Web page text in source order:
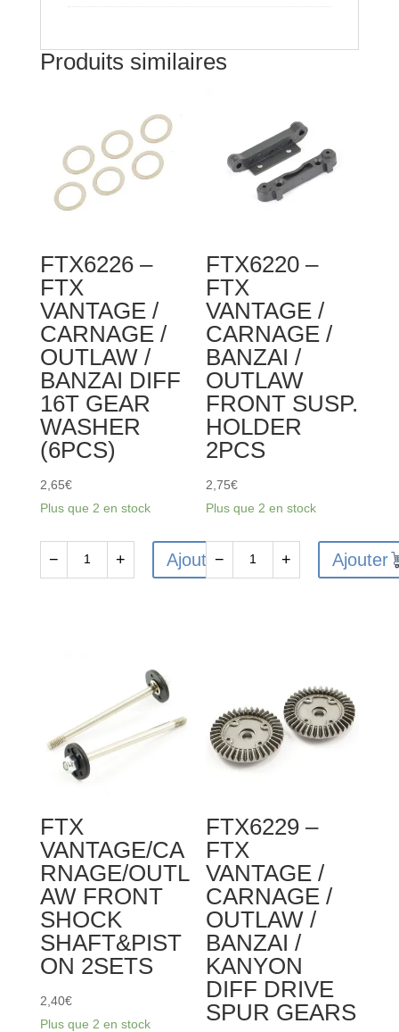
Produits similaires
FTX6226 –
FTX
VANTAGE /
CARNAGE /
OUTLAW /
BANZAI DIFF
16T GEAR
WASHER
(6PCS)
2,65€
Plus que 2 en stock
CARNAGE
OUTLAW
BANZAI
DIFF
16T
GEAR
WASHER
(6PCS)
− + Ajouter
FTX6220 –
FTX
VANTAGE /
CARNAGE /
BANZAI /
OUTLAW
FRONT SUSP.
HOLDER
2PCS
2,75€
Plus que 2 en stock
CARNAGE
OUTLAW
FRONT
SUSP.
HOLDER
2PCS
− + Ajouter
FTX
VANTAGE/CA
RNAGE/OUTL
AW FRONT
SHOCK
SHAFT&PIST
ON 2SETS
2,40€
Plus que 2 en stock
FTX6229 –
FTX
VANTAGE /
CARNAGE /
OUTLAW /
BANZAI /
KANYON
DIFF DRIVE
SPUR GEARS